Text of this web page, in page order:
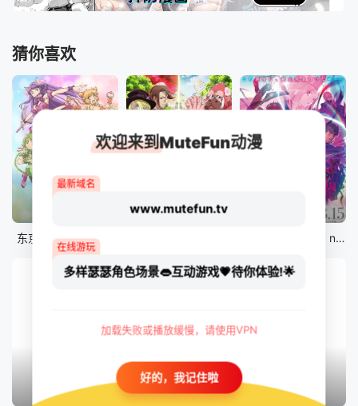
猜你喜欢
东京猫猫 NEW～♡
12集全
剧场版 Fate/stay night [Heaven&#039;s Feel] III.spring song
13集全 14集全 12集全
欢迎来到MuteFun动漫
最新域名
www.mutefun.tv
在线游玩
多样瑟瑟角色场景👄互动游戏💗待你体验!🌟
加载失败或播放缓慢，请使用VPN
好的，我记住啦